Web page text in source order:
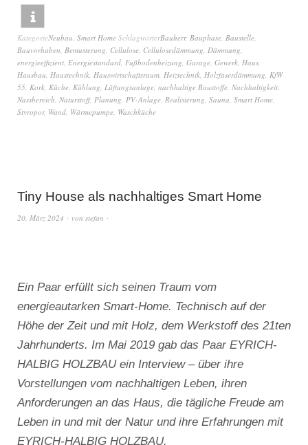
KategorieNeubau Smart Home SchlagwörterBauherr, Bauphase Baustelle
Bauvorhaben Bemusterung Cellulose Cellulosedämmung Dämmung
energieeffizient Energiestandard Fußbodenheizung Garage Gewerk Haus
Hausbau Haustechnik Hauswirtschaftsraum Heiztechnik Holzfaserdämmung KfW
55 Kork Küche Kühlung Lüftungsanlage nachhaltige Baustoffe Nachhaltigkeit
Nassbereich Naturstoff, Planung PV-Anlage Realisierung Sauna Smart Home
Styropor, Wand Wärmepumpe Waschküche
Tiny House als nachhaltiges Smart Home
20. März 2024 von stefan
Ein Paar erfüllt sich seinen Traum vom
energieautarken Smart-Home. Technisch auf der
Höhe der Zeit und mit Holz, dem Werkstoff des 21ten
Jahrhunderts. Im Mai 2019 gab das Paar EYRICH-
HALBIG HOLZBAU ein Interview – über ihre
Vorstellungen vom nachhaltigen Leben, ihren
Anforderungen an das Haus, die tägliche Freude am
Leben in und mit der Natur und ihre Erfahrungen mit
EYRICH-HALBIG HOLZBAU.